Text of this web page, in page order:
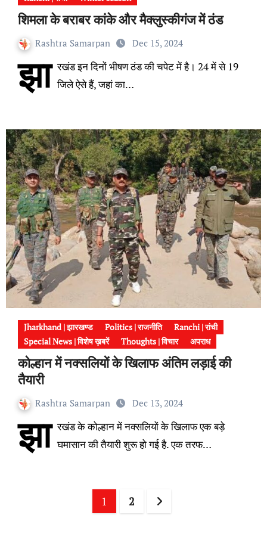
शिमला के बराबर कांके और मैक्लुस्कीगंज में ठंड
Rashtra Samarpan Dec 15, 2024
झा रखंड इन दिनों भीषण ठंड की चपेट में है। 24 में से 19
जिले ऐसे हैं, जहां का…
Jharkhand | झारखण्ड Politics | राजनीति
Ranchi | रांची
Special News | विशेष ख़बरें
Thoughts | विचार अपराध
कोल्हान में नक्सलियों के खिलाफ अंतिम लड़ाई की
तैयारी
Rashtra Samarpan Dec 13, 2024
झा रखंड के कोल्हान में नक्सलियों के खिलाफ एक बड़े
घमासान की तैयारी शुरू हो गई है. एक तरफ…
1 2